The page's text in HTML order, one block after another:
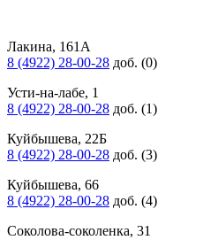
Лакина, 161А
8 (4922) 28-00-28 доб. (0)
Усти-на-лабе, 1
8 (4922) 28-00-28 доб. (1)
Куйбышева, 22Б
8 (4922) 28-00-28 доб. (3)
Куйбышева, 66
8 (4922) 28-00-28 доб. (4)
Соколова-соколенка, 31